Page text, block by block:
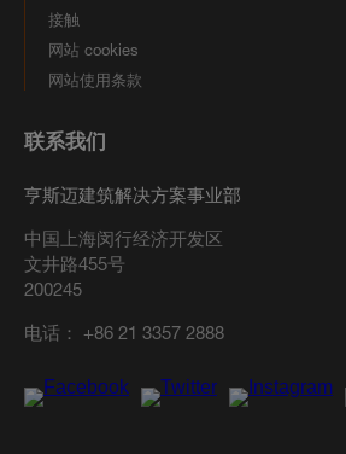
接触
网站 cookies
网站使用条款
联系我们
亨斯迈建筑解决方案事业部
中国上海闵行经济开发区
文井路455号
200245
电话： +86 21 3357 2888